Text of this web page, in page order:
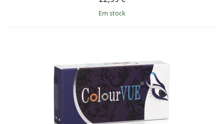
em stock